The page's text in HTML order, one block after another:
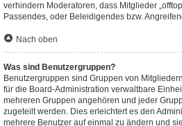
verhindern Moderatoren, dass Mitglieder
Passendes, oder Beleidigendes bzw.
Nach oben
Was sind Benutzergruppen?
Benutzergruppen sind Gruppen von
für die Board-Administration verwaltbare
mehreren Gruppen angehören und jeder
zugeteilt werden. Dies erleichtert es den
mehrere Benutzer auf einmal zu ändern und